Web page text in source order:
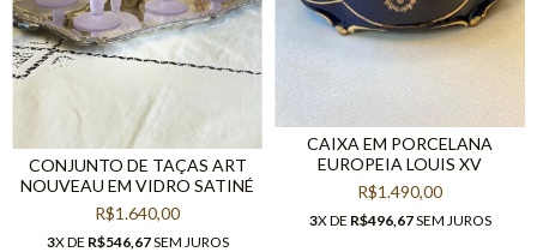
CONJUNTO DE TAÇAS ART
NOUVEAU EM VIDRO SATINÉ
R$1.640,00
3X DE R$546,67SEM JUROS
CAIXA EM PORCELANA
EUROPEIA LOUIS XV
R$1.490,00
3X DE R$496,67SEM JUROS